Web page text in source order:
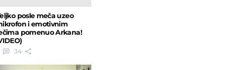
posle meča uzeo
i emotivnim
pomenuo Arkana!
34